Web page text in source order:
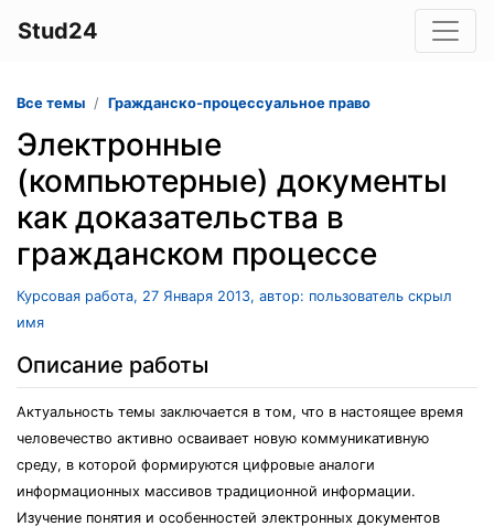
Stud24
Все темы Гражданско-процессуальное право
Электронные
(компьютерные) документы
как доказательства в
гражданском процессе
Курсовая работа, 27 Января 2013, автор: пользователь скрыл
имя
Описание работы
Актуальность темы заключается в том, что в настоящее время
человечество активно осваивает новую коммуникативную
среду, в которой формируются цифровые аналоги
информационных массивов традиционной информации.
Изучение понятия и особенностей электронных документов